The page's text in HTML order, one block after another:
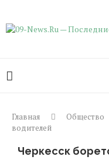
Главная Общество
водителей
Черкесск